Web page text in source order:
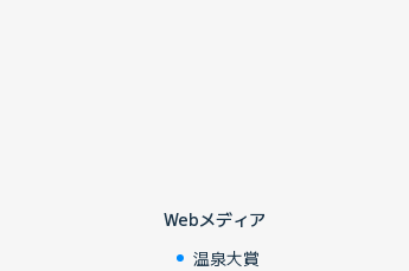
Webメディア
温泉大賞